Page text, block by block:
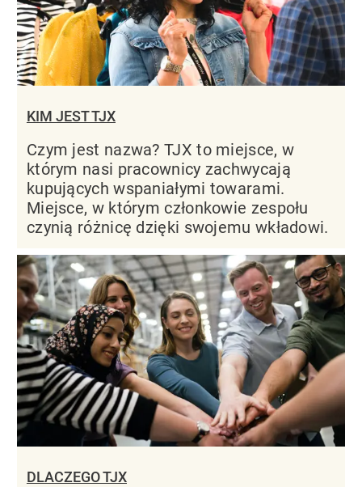
KIM JEST TJX
Czym jest nazwa? TJX to miejsce, w
którym nasi pracownicy zachwycają
kupujących wspaniałymi towarami.
Miejsce, w którym członkowie zespołu
czynią różnicę dzięki swojemu wkładowi.
DLACZEGO TJX